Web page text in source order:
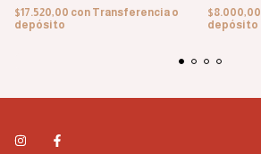
$17.520,00 con Transferencia o
depósito
$8.000,00
depósito